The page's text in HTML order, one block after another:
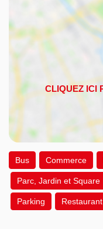
Bus Commerce
Parc, Jardin et Square
Parking Restaurant